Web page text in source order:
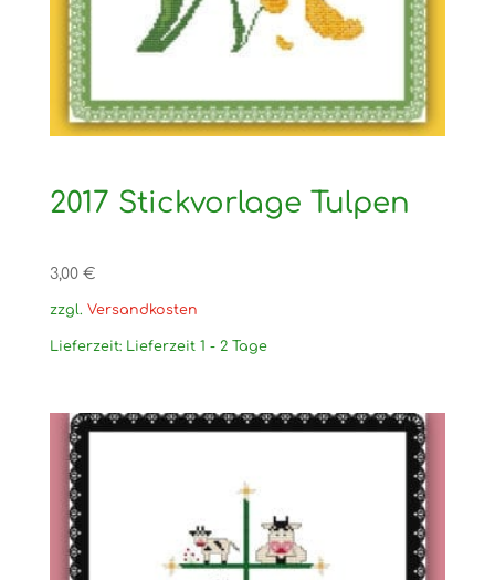
2017 Stickvorlage Tulpen
3,00 €
zzgl. Versandkosten
Lieferzeit: Lieferzeit 1 - 2 Tage